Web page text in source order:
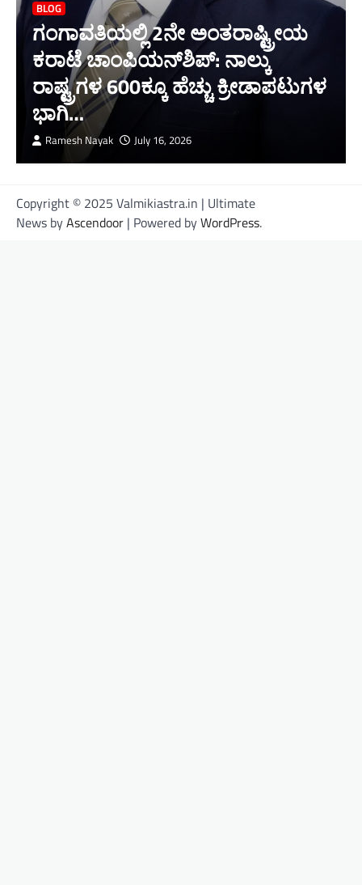
BLOG
ಗಂಗಾವತಿಯಲ್ಲಿ 2ನೇ ಅಂತರಾಷ್ಟ್ರೀಯ
ಕರಾಟೆ ಚಾಂಪಿಯನ್‌ಶಿಪ್: ನಾಲ್ಕು
ರಾಷ್ಟ್ರಗಳ 600ಕ್ಕೂ ಹೆಚ್ಚು ಕ್ರೀಡಾಪಟುಗಳ
ಭಾಗಿ…
Ramesh Nayak July 16, 2026
Copyright © 2025 Valmikiastra.in | Ultimate
News byAscendoor | Powered byWordPress.